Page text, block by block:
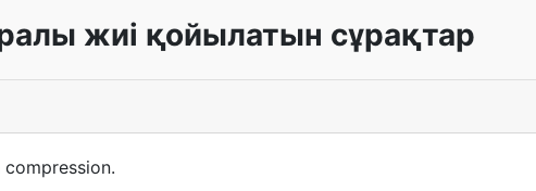
жиі қойылатын сұрақтар